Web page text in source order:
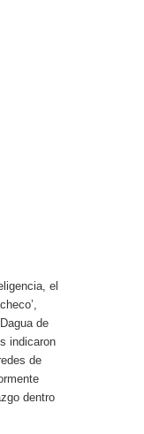
el
de
indicaron
de
dentro